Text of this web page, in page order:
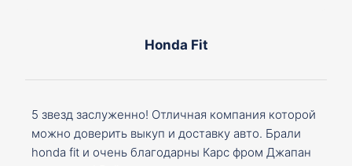
Honda Fit
5 звезд заслуженно! Отличная компания которой
можно доверить выкуп и доставку авто. Брали
honda fit и очень благодарны Карс фром Джапан